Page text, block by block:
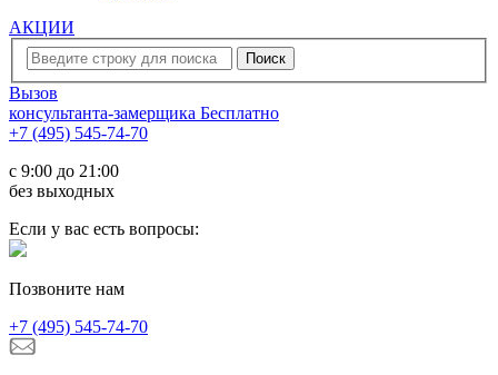
АКЦИИ
Вызов
консультанта-замерщика Бесплатно
+7 (495) 545-74-70
c 9:00 до 21:00
без выходных
Если у вас есть вопросы:
Позвоните нам
+7 (495) 545-74-70